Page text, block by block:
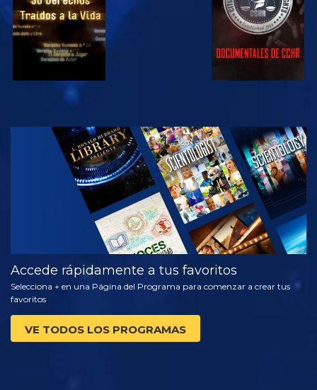
VE
EXPLORA LAS
SERIES
Accede rápidamente a tus favoritos
Selecciona + en una Página del Programa para comenzar a crear tus
favoritos
VE TODOS LOS PROGRAMAS